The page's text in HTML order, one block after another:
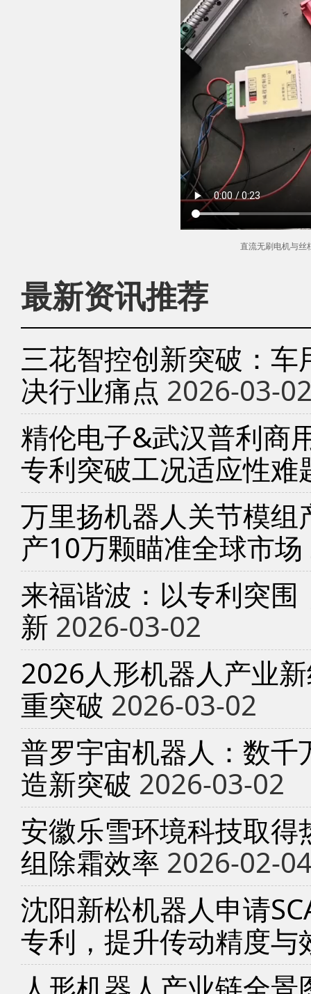
直流无刷电机与丝
最新资讯推荐
三花智控创新突破：
决行业痛点 2026-03-
精伦电子&武汉普利商
专利突破工况适应性难
万里扬机器人关节模
产10万颗瞄准全球市场
来福谐波：以专利突
新 2026-03-02
2026人形机器人产业
重突破 2026-03-02
普罗宇宙机器人：数
造新突破 2026-03-02
安徽乐雪环境科技取
组除霜效率 2026-02-
沈阳新松机器人申请
专利，提升传动精度与